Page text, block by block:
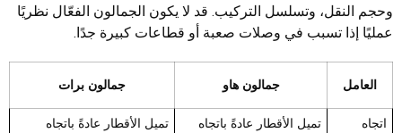
وحجم النقل، وتسلسل التركيب. قد لا يكون الجمالون الفعّال نظريًا
عمليًا إذا تسبب في وصلات صعبة أو قطاعات كبيرة جدًا.
العامل جمالون هاو جمالون برات
اتجاه
تميل الأقطار عادةً باتجاه
تميل الأقطار عادةً باتجاه